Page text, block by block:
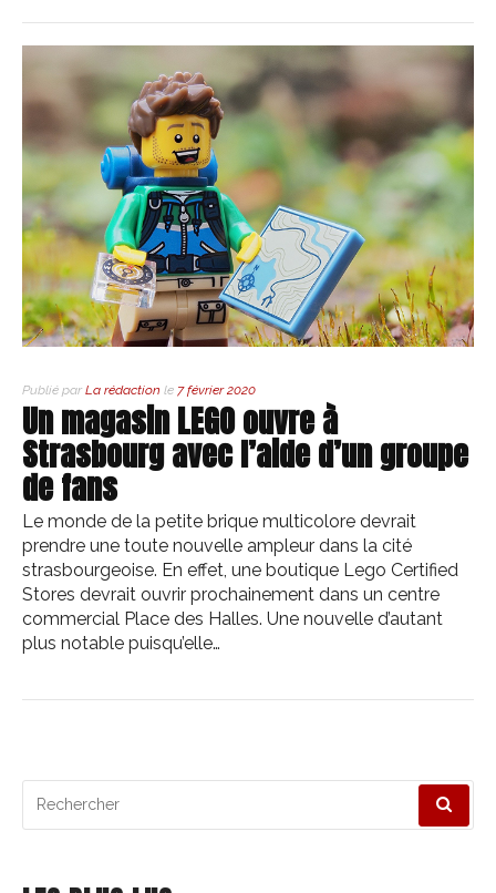
Publié par La rédaction le 7 février 2020
Un magasin LEGO ouvre à
Strasbourg avec l’aide d’un groupe
de fans
Le monde de la petite brique multicolore devrait
prendre une toute nouvelle ampleur dans la cité
strasbourgeoise. En effet, une boutique Lego Certified
Stores devrait ouvrir prochainement dans un centre
commercial Place des Halles. Une nouvelle d’autant
plus notable puisqu’elle…
pour